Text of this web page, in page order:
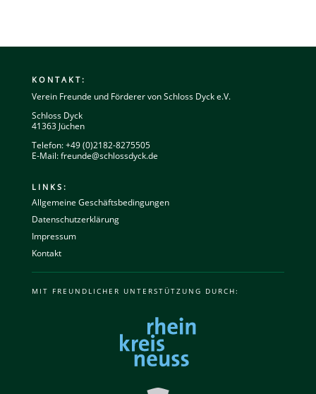
KONTAKT:
Verein Freunde und Förderer von Schloss Dyck e.V.
Schloss Dyck
41363 Jüchen
Telefon: +49 (0)2182-8275505
E-Mail:freunde@schlossdyck.de
LINKS:
Allgemeine Geschäftsbedingungen
Datenschutzerklärung
Impressum
Kontakt
MIT FREUNDLICHER UNTERSTÜTZUNG DURCH: